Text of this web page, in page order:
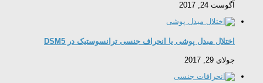
آگوست 24, 2017
اختلال مبدل پوشی یا انحراف جنسی ترانسوستیک در DSM5
جولای 29, 2017